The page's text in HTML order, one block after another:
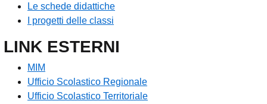
Le schede didattiche
I progetti delle classi
LINK ESTERNI
MIM
Ufficio Scolastico Regionale
Ufficio Scolastico Territoriale